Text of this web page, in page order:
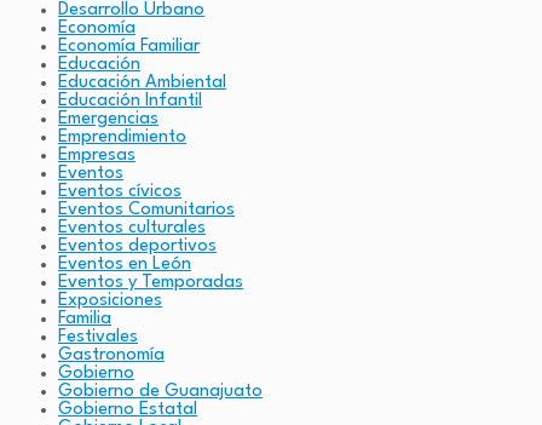
Desarrollo Urbano
Economía
Economía Familiar
Educación
Educación Ambiental
Educación Infantil
Emergencias
Emprendimiento
Empresas
Eventos
Eventos cívicos
Eventos Comunitarios
Eventos culturales
Eventos deportivos
Eventos en León
Eventos y Temporadas
Exposiciones
Familia
Festivales
Gastronomía
Gobierno
Gobierno de Guanajuato
Gobierno Estatal